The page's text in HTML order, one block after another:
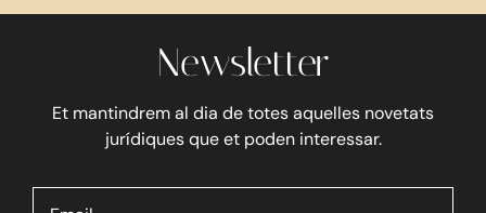
Contacte
Newsletter
Et mantindrem al dia de totes aquelles novetats
jurídiques que et poden interessar.